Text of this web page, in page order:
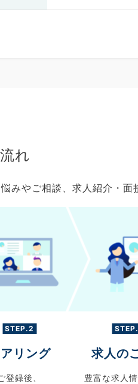
れ
みやご相談、求人紹介・
STEP.2
リング
登録後、
求人の
豊富な求人情